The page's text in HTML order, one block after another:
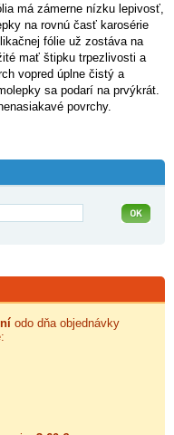
má zámerne nízku lepivosť,
na rovnú časť karosérie
fólie už zostáva na
mať štipku trpezlivosti a
vopred úplne čistý a
sa podarí na prvýkrát.
povrchy.
odo dňa objednávky